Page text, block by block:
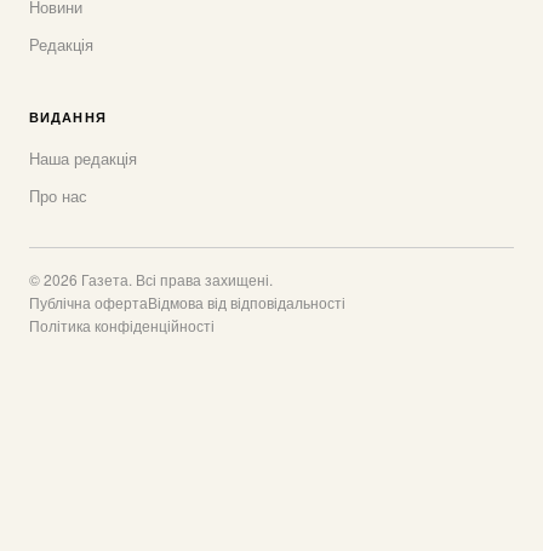
Новини
Редакція
ВИДАННЯ
Наша редакція
Про нас
© 2026 Газета. Всі права захищені.
Публічна офертаВідмова від відповідальності
Політика конфіденційності